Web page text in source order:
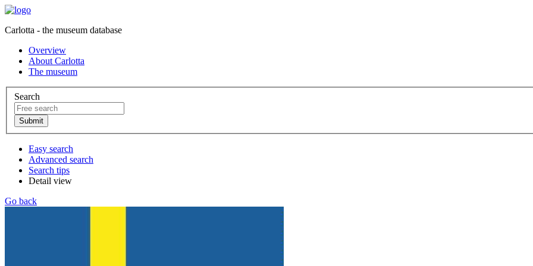
Carlotta - the museum database
Overview
About Carlotta
The museum
Search
Easy search
Advanced search
Search tips
Detail view
Go back